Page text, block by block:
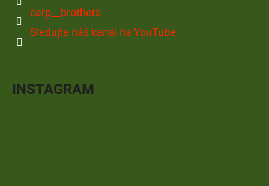
carp__brothers
Sledujte náš kanál na YouTube
INSTAGRAM